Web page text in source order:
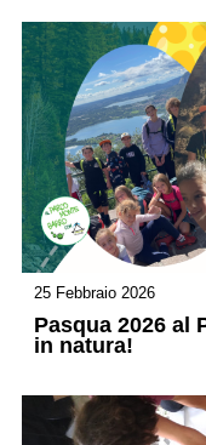
25 Febbraio 2026
Pasqua 2026 al
in natura!